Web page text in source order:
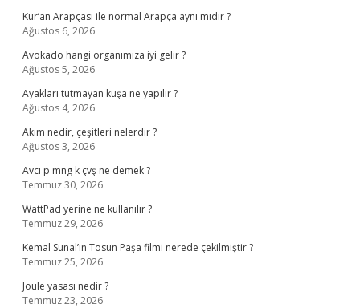
Kur’an Arapçası ile normal Arapça aynı mıdır ?
Ağustos 6, 2026
Avokado hangi organımıza iyi gelir ?
Ağustos 5, 2026
Ayakları tutmayan kuşa ne yapılır ?
Ağustos 4, 2026
Akım nedir, çeşitleri nelerdir ?
Ağustos 3, 2026
Avcı p mng k çvş ne demek ?
Temmuz 30, 2026
WattPad yerine ne kullanılır ?
Temmuz 29, 2026
Kemal Sunal’ın Tosun Paşa filmi nerede çekilmiştir ?
Temmuz 25, 2026
Joule yasası nedir ?
Temmuz 23, 2026